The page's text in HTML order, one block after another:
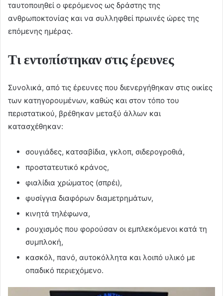
ταυτοποιηθεί ο φερόμενος ως δράστης της
ανθρωποκτονίας και να συλληφθεί πρωινές ώρες της
επόμενης ημέρας.
Τι εντοπίστηκαν στις έρευνες
Συνολικά, από τις έρευνες που διενεργήθηκαν στις οικίες
των κατηγορουμένων, καθώς και στον τόπο του
περιστατικού, βρέθηκαν μεταξύ άλλων και
κατασχέθηκαν:
σουγιάδες, κατσαβίδια, γκλοπ, σιδερογροθιά,
προστατευτικό κράνος,
φιαλίδια χρώματος (σπρέι),
φυσίγγια διαφόρων διαμετρημάτων,
κινητά τηλέφωνα,
ρουχισμός που φορούσαν οι εμπλεκόμενοι κατά τη
συμπλοκή,
κασκόλ, πανό, αυτοκόλλητα και λοιπό υλικό με
οπαδικό περιεχόμενο.